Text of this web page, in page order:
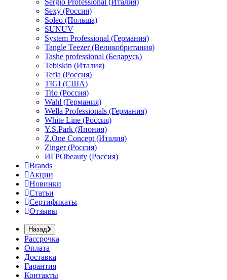
Sergio Professional (Италия)
Sexy (Россия)
Soleo (Польша)
SUNUV
System Professional (Германия)
Tangle Teezer (Великобритания)
Tashe professional (Беларусь)
Tebiskin (Италия)
Tefia (Россия)
TIGI (США)
Trio (Россия)
Wahl (Германия)
Wella Professionals (Германия)
White Line (Россия)
Y.S.Park (Япония)
Z.One Concept (Италия)
Zinger (Россия)
ИГРОbeauty (Россия)
Brands
Акции
Новинки
Статьи
Сертификаты
Отзывы
Назад
Рассрочка
Оплата
Доставка
Гарантия
Контакты